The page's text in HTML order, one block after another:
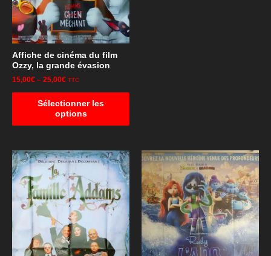
Affiche de cinéma du film
Ozzy, la grande évasion
15,00€ – 25,00€ TTC
Sélectionner les
options